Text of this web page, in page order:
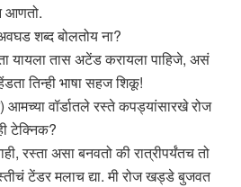
आणतो.
शब्द बोलतोय ना?
यायला तास अटेंड करायला पाहिजे, असं
तिन्ही भाषा सहज शिकू!
आमच्या वॉर्डातले रस्ते कपड्यांसारखे रोज
टेक्निक?
रस्ता असा बनवतो की रात्रीपर्यंतच तो
टेंडर मलाच द्या. मी रोज खड्डे बुजवत